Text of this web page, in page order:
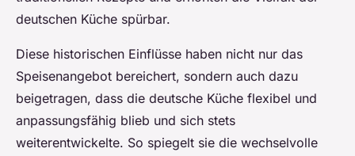
deutschen Küche spürbar.
Diese historischen Einflüsse haben nicht nur das
Speisenangebot bereichert, sondern auch dazu
beigetragen, dass die deutsche Küche flexibel und
anpassungsfähig blieb und sich stets
weiterentwickelte. So spiegelt sie die wechselvolle